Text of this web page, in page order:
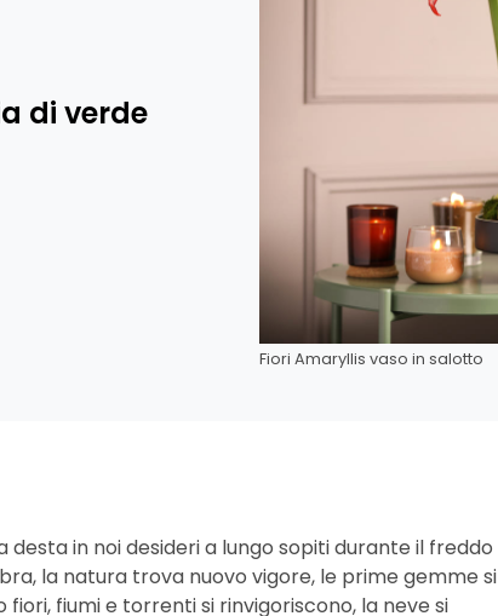
di verde
Fiori Amaryllis vaso in salotto
in noi desideri a lungo sopiti durante il freddo
la natura trova nuovo vigore, le prime gemme si
fiumi e torrenti si rinvigoriscono, la neve si